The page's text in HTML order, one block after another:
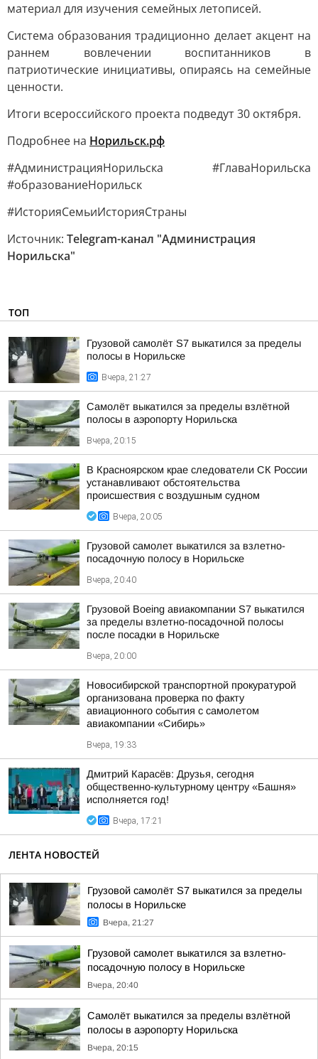
материал для изучения семейных летописей.
Система образования традиционно делает акцент на
раннем вовлечении воспитанников в
патриотические инициативы, опираясь на семейные
ценности.
Итоги всероссийского проекта подведут 30 октября.
Подробнее на Норильск.рф
#АдминистрацияНорильска #ГлаваНорильска
#образованиеНорильск
#ИсторияСемьиИсторияСтраны
Источник: Telegram-канал "Администрация
Норильска"
ТОП
Грузовой самолёт S7 выкатился за пределы
полосы в Норильске
Вчера, 21:27
Самолёт выкатился за пределы взлётной
полосы в аэропорту Норильска
Вчера, 20:15
В Красноярском крае следователи СК России
устанавливают обстоятельства
происшествия с воздушным судном
Вчера, 20:05
Грузовой самолет выкатился за взлетно-
посадочную полосу в Норильске
Вчера, 20:40
Грузовой Boeing авиакомпании S7 выкатился
за пределы взлетно-посадочной полосы
после посадки в Норильске
Вчера, 20:00
Новосибирской транспортной прокуратурой
организована проверка по факту
авиационного события с самолетом
авиакомпании «Сибирь»
Вчера, 19:33
Дмитрий Карасёв: Друзья, сегодня
общественно-культурному центру «Башня»
исполняется год!
Вчера, 17:21
ЛЕНТА НОВОСТЕЙ
Грузовой самолёт S7 выкатился за пределы
полосы в Норильске
Вчера, 21:27
Грузовой самолет выкатился за взлетно-
посадочную полосу в Норильске
Вчера, 20:40
Самолёт выкатился за пределы взлётной
полосы в аэропорту Норильска
Вчера, 20:15